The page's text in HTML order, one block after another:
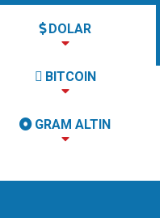
DOLAR
BITCOIN
GRAM ALTIN